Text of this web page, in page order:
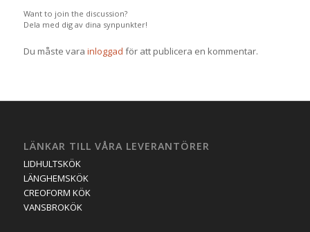
Want to join the discussion?
Dela med dig av dina synpunkter!
Du måste vara inloggad för att publicera en kommentar.
LÄNKAR TILL VÅRA LEVERANTÖRER
LIDHULTSKÖK
LÄNGHEMSKÖK
CREOFORM KÖK
VANSBROKÖK